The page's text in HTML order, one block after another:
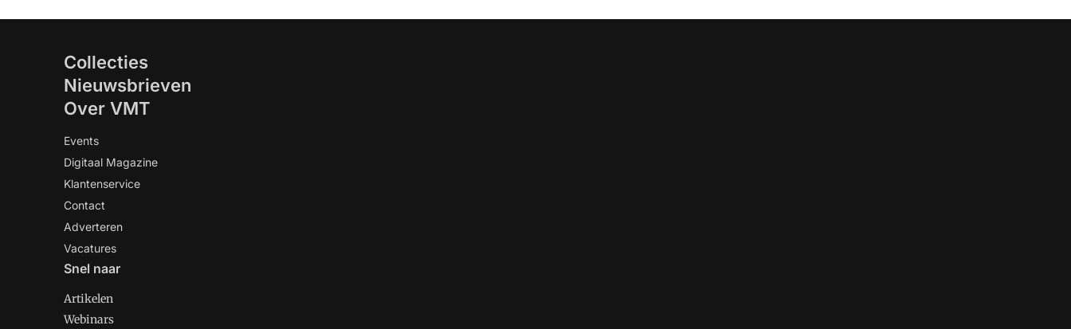
Collecties
Nieuwsbrieven
Over VMT
Events
Digitaal Magazine
Klantenservice
Contact
Adverteren
Vacatures
Snel naar
Artikelen
Webinars